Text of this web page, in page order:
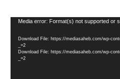
Video
Media error: Format(s) not supported or
Download File: https://mediasaheb.com/wp-
_=2
Download File: https://mediasaheb.com/wp-
_=2